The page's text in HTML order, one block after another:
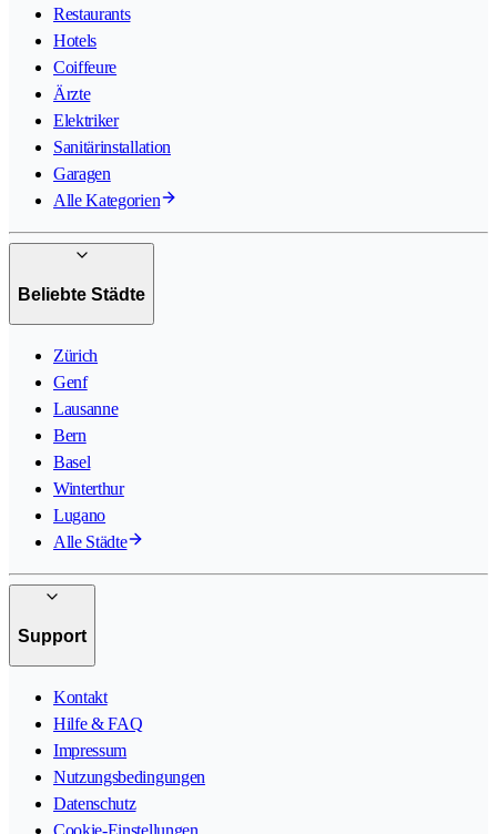
Restaurants
Hotels
Coiffeure
Ärzte
Elektriker
Sanitärinstallation
Garagen
Alle Kategorien
Beliebte Städte
Zürich
Genf
Lausanne
Bern
Basel
Winterthur
Lugano
Alle Städte
Support
Kontakt
Hilfe & FAQ
Impressum
Nutzungsbedingungen
Datenschutz